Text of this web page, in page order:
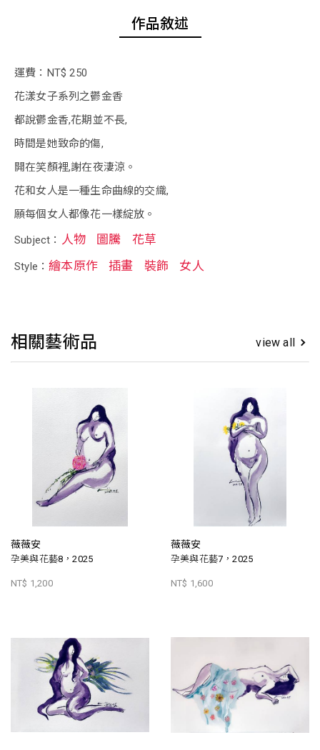
作品敘述
運費：NT$ 250
花漾女子系列之鬱金香
都說鬱金香,花期並不長,
時間是她致命的傷,
開在笑顏裡,謝在夜淒涼。
花和女人是一種生命曲線的交織,
願每個女人都像花一樣綻放。
Subject： 人物 圖騰 花草
Style：繪本原作 插畫 裝飾 女人
相關藝術品 view all
薇薇安
孕美與花藝8，2025
NT$ 1,200
薇薇安
孕美與花藝7，2025
NT$ 1,600